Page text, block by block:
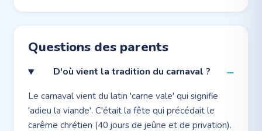
Questions des parents
D'où vient la tradition du carnaval ?
Le carnaval vient du latin 'carne vale' qui signifie
'adieu la viande'. C'était la fête qui précédait le
carême chrétien (40 jours de jeûne et de privation).